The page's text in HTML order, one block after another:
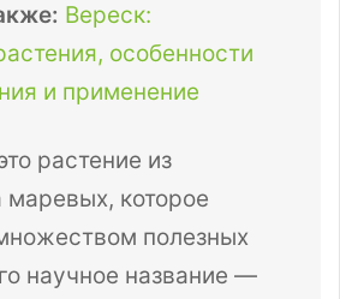
Вереск:
особенности
и применение
растение из
маревых, которое
полезных
научное название —